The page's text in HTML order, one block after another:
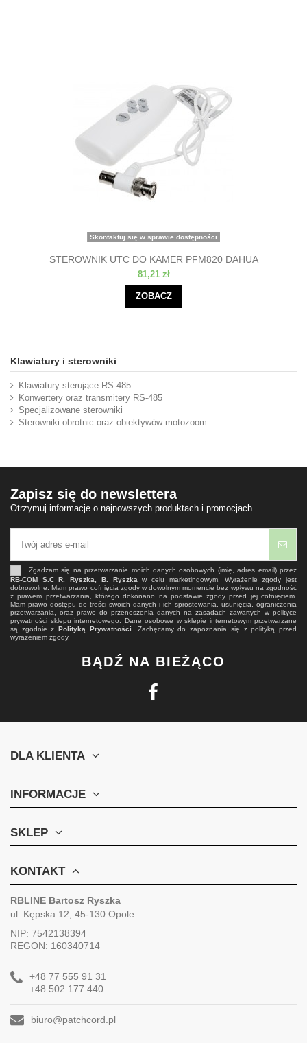
Skontaktuj się w sprawie dostępności
STEROWNIK UTC DO KAMER PFM820 DAHUA
81,21 zł
ZOBACZ
Klawiatury i sterowniki
Klawiatury sterujące RS-485
Konwertery oraz transmitery RS-485
Specjalizowane sterowniki
Sterowniki obrotnic oraz obiektywów motozoom
Zapisz się do newslettera
Otrzymuj informacje o najnowszych produktach i promocjach
Zgadzam się na przetwarzanie moich danych osobowych (imię, adres email) przez
RB-COM S.C R. Ryszka, B. Ryszkaw celu marketingowym. Wyrażenie zgody jest
dobrowolne. Mam prawo cofnięcia zgody w dowolnym momencie bez wpływu na zgodność
z prawem przetwarzania, którego dokonano na podstawie zgody przed jej cofnięciem.
Mam prawo dostępu do treści swoich danych i ich sprostowania, usunięcia, ograniczenia
przetwarzania, oraz prawo do przenoszenia danych na zasadach zawartych w polityce
prywatności sklepu internetowego. Dane osobowe w sklepie internetowym przetwarzane
są zgodnie zPolityką Prywatności. Zachęcamy do zapoznania się z polityką przed
wyrażeniem zgody.
BĄDŹ NA BIEŻĄCO
DLA KLIENTA
INFORMACJE
SKLEP
KONTAKT
RBLINE Bartosz Ryszka
ul. Kępska 12, 45-130 Opole
NIP: 7542138394
REGON: 160340714
+48 77 555 91 31
+48 502 177 440
biuro@patchcord.pl